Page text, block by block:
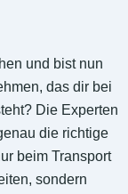
und bist nun
das dir bei
Die Experten
die richtige
beim Transport
sondern